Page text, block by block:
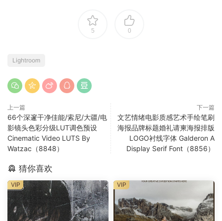
5 0
Lightroom
上一篇
66个深邃干净佳能/索尼/大疆/电
影镜头色彩分级LUT调色预设
Cinematic Video LUTS By
Watzac（8848）
下一篇
文艺情绪电影质感艺术手绘笔刷
海报品牌标题婚礼请柬海报排版
LOGO衬线字体 Galderon A
Display Serif Font（8856）
猜你喜欢
VIP VIP